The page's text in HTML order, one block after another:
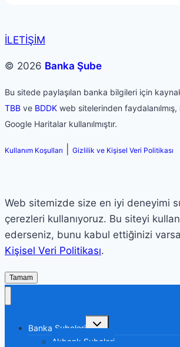
İLETİŞİM
© 2026 Banka Şube
Bu sitede paylaşılan banka bilgileri için
TBB ve BDDK web sitelerinden
Google Haritalar kullanılmıştır.
Kullanım Koşulları Gizlilik ve Kişisel Veri Politikası
Web sitemizde size en iyi deneyimi
çerezleri kullanıyoruz. Bu siteyi
ederseniz, bunu kabul ettiğinizi
Kişisel Veri Politikası.
Tamam
Banka Şubeleri
Toggle
child
menu
Akbank Şubeleri